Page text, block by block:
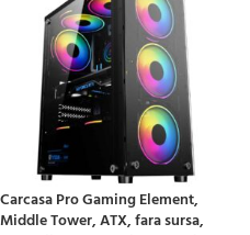
Carcasa Pro Gaming Element,
Middle Tower, ATX, fara sursa,